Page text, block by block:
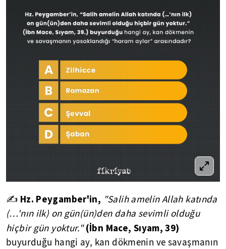
✍ Hz. Peygamber'in, "Salih amelin Allah katında
(…'nın ilk) on gün(ün)den daha sevimli olduğu
hiçbir gün yoktur." (İbn Mace, Sıyam, 39)
buyurduğu hangi ay, kan dökmenin ve savaşmanın